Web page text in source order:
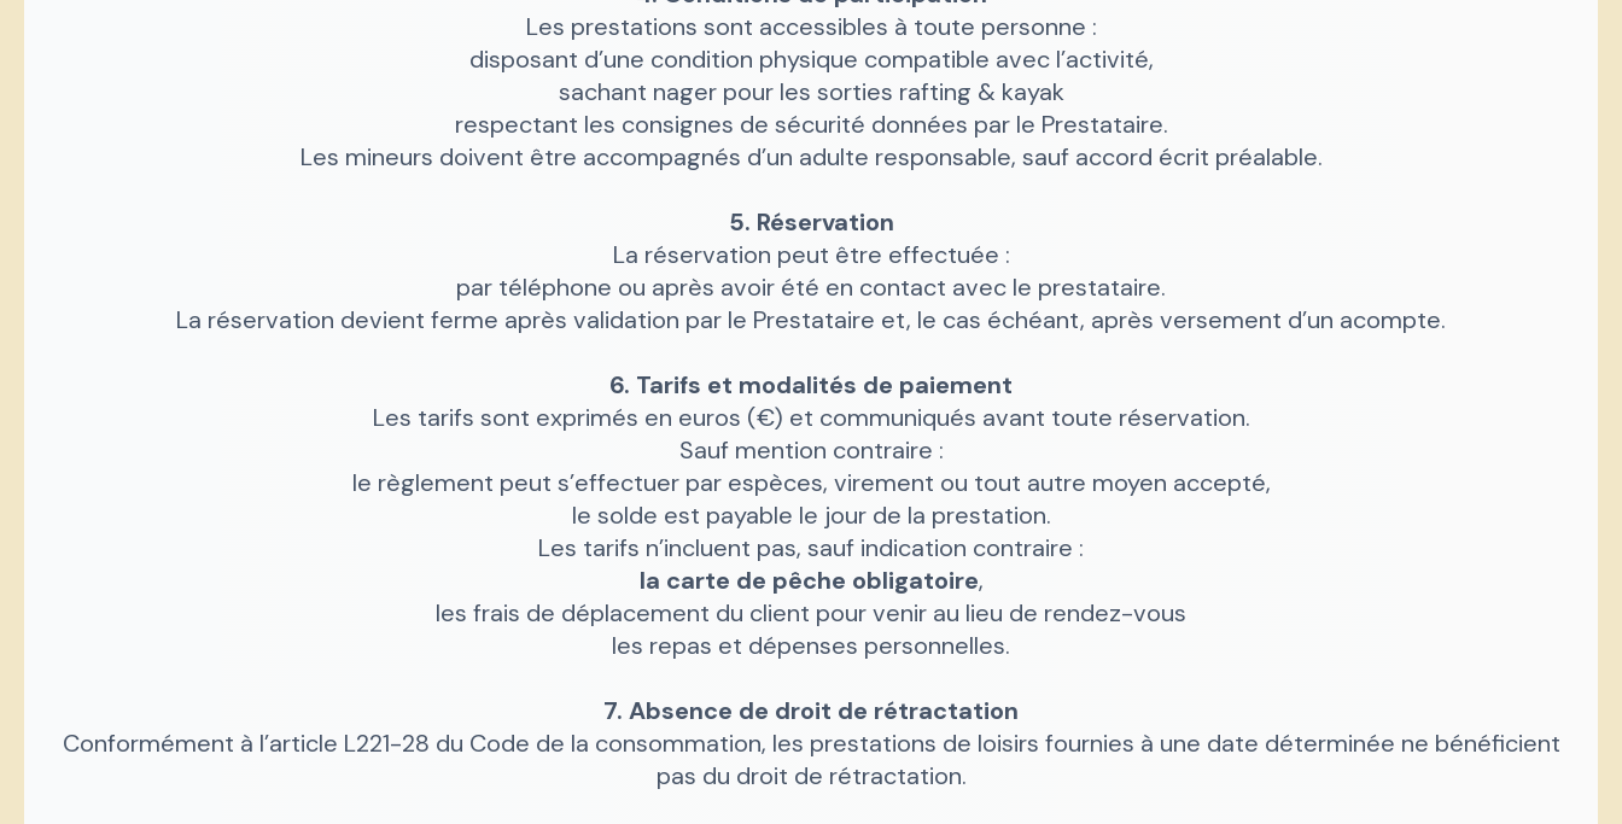
Les prestations sont accessibles à toute personne :
disposant d’une condition physique compatible avec l’activité,
sachant nager pour les sorties rafting & kayak
respectant les consignes de sécurité données par le Prestataire.
Les mineurs doivent être accompagnés d’un adulte responsable, sauf accord écrit préalable.
5. Réservation
La réservation peut être effectuée :
par téléphone ou après avoir été en contact avec le prestataire.
La réservation devient ferme après validation par le Prestataire et, le cas échéant, après versement d’un acompte.
6. Tarifs et modalités de paiement
Les tarifs sont exprimés en euros (€) et communiqués avant toute réservation.
Sauf mention contraire :
le règlement peut s’effectuer par espèces, virement ou tout autre moyen accepté,
le solde est payable le jour de la prestation.
Les tarifs n’incluent pas, sauf indication contraire :
la carte de pêche obligatoire,
les frais de déplacement du client pour venir au lieu de rendez-vous
les repas et dépenses personnelles.
7. Absence de droit de rétractation
Conformément à l’article L221-28 du Code de la consommation, les prestations de loisirs fournies à une date déterminée ne bénéficient
pas du droit de rétractation.